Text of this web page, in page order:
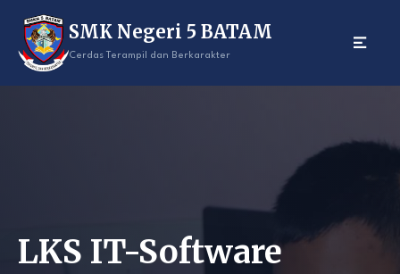
content
SMK Negeri 5 BATAM
Cerdas Terampil dan Berkarakter
LKS IT-Software